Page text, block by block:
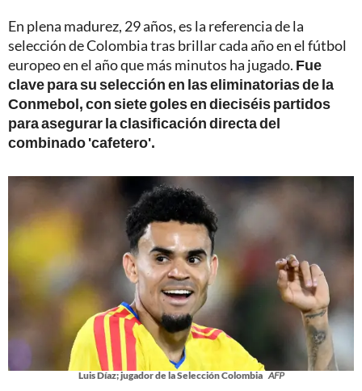
En plena madurez, 29 años, es la referencia de la
selección de Colombia tras brillar cada año en el fútbol
europeo en el año que más minutos ha jugado. Fue
clave para su selección en las eliminatorias de la
Conmebol, con siete goles en dieciséis partidos
para asegurar la clasificación directa del
combinado 'cafetero'.
Luis Díaz; jugador de la Selección Colombia AFP